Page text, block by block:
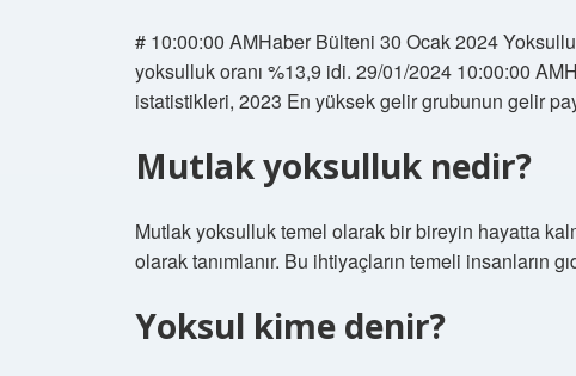
# 10:00:00 AMHaber Bülteni 30 Ocak 2024
yoksulluk oranı %13,9 idi. 29/01/2024 10:00:00
istatistikleri, 2023 En yüksek gelir grubunun gelir
Mutlak yoksulluk nedir?
Mutlak yoksulluk temel olarak bir bireyin hayatta
olarak tanımlanır. Bu ihtiyaçların temeli insanların
Yoksul kime denir?